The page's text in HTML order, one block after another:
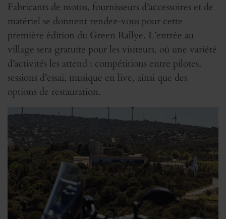
Fabricants de motos, fournisseurs d’accessoires et de
matériel se donnent rendez-vous pour cette
première édition du Green Rallye. L’entrée au
village sera gratuite pour les visiteurs, où une variété
d’activités les attend : compétitions entre pilotes,
sessions d’essai, musique en live, ainsi que des
options de restauration.